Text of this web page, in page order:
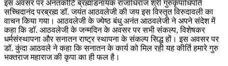
इस अवसर पर अनंतकोटि ब्रह्मांडनायक राजाधिराज श्री गुरुकृपाधिपति
सच्चिदानंद परब्रह्म डॉ. जयंत आठवलेजी की जय इस विस्तृत विरुदावली का
वाचन किया गया। आठवलेजी के ज्येष्ठ बंधु अनंत आठवलेजी ने अपने संदेश में
कहा कि डॉ. आठवलेजी के जन्मदिन के अवसर पर सभी संकल्प, विशेषकर
धर्मसंस्थापना और सनातन राष्ट्र स्थापना के संकल्प सिद्ध हों। इस अवसर पर
डॉ. कुंदा आठवले ने कहा कि सनातन के कार्य को मिल रही यह कीर्ति हमारे गुरु
भक्तराज महाराज की कृपा का ही फल है।